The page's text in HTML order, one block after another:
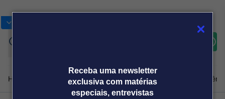
Receba uma newsletter
exclusiva com matérias
especiais, entrevistas
Home Produtos e soluçõesNotíciasBlogWeekend